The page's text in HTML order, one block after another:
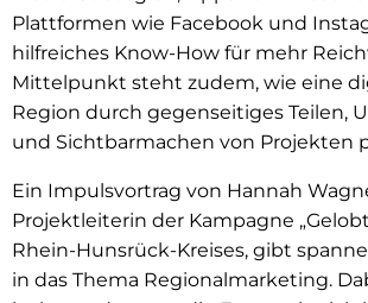
Plattformen wie Facebook und
hilfreiches Know-How für mehr
Mittelpunkt steht zudem, wie eine
Region durch gegenseitiges Teilen,
und Sichtbarmachen von Projekten
Ein Impulsvortrag von Hannah
Projektleiterin der Kampagne
Rhein-Hunsrück-Kreises, gibt
in das Thema Regionalmarketing.